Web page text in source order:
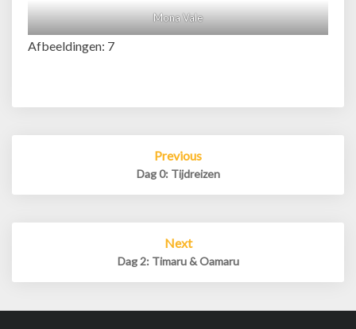
Mona Vale
Afbeeldingen: 7
Previous
Dag 0: Tijdreizen
Next
Dag 2: Timaru & Oamaru